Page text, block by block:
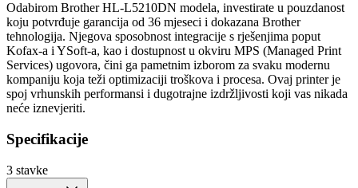
Odabirom Brother HL-L5210DN modela, investirate u pouzdanost
koju potvrđuje garancija od 36 mjeseci i dokazana Brother
tehnologija. Njegova sposobnost integracije s rješenjima poput
Kofax-a i YSoft-a, kao i dostupnost u okviru MPS (Managed Print
Services) ugovora, čini ga pametnim izborom za svaku modernu
kompaniju koja teži optimizaciji troškova i procesa. Ovaj printer je
spoj vrhunskih performansi i dugotrajne izdržljivosti koji vas nikada
neće iznevjeriti.
Specifikacije
3 stavke